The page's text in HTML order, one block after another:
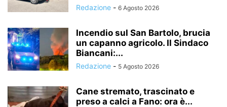
Redazione - 6 Agosto 2026
Incendio sul San Bartolo, brucia
un capanno agricolo. Il Sindaco
Biancani:...
Redazione - 5 Agosto 2026
Cane stremato, trascinato e
preso a calci a Fano: ora è...